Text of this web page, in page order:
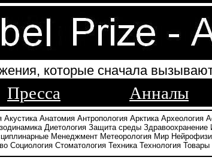
которые сначала
Пресса Анналы
Акустика Анатомия Антропология Арктика Археология
Диетология Защита среды Здравоохранение
Менеджмент Метеорология Мир
Социология Стоматология Техника Технология Товары